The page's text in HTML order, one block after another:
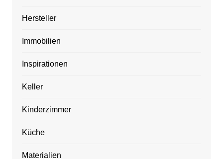
Hersteller
Immobilien
Inspirationen
Keller
Kinderzimmer
Küche
Materialien